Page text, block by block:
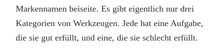
Markennamen beiseite. Es gibt eigentlich nur drei
Kategorien von Werkzeugen. Jede hat eine Aufgabe,
die sie gut erfüllt, und eine, die sie schlecht erfüllt.